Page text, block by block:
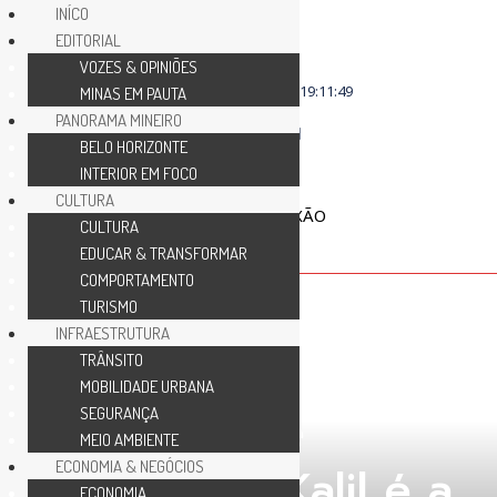
sábado, agosto 8 19:11:49
COLUNA ABERTA
A vitória de
INÍCO
EDITORIAL
VOZES & OPINIÕES
MINAS EM PAUTA
PANORAMA MINEIRO
BELO HORIZONTE
INTERIOR EM FOCO
CULTURA
CULTURA
EDUCAR & TRANSFORMAR
COMPORTAMENTO
TURISMO
INFRAESTRUTURA
TRÂNSITO
MOBILIDADE URBANA
SEGURANÇA
MEIO AMBIENTE
ECONOMIA & NEGÓCIOS